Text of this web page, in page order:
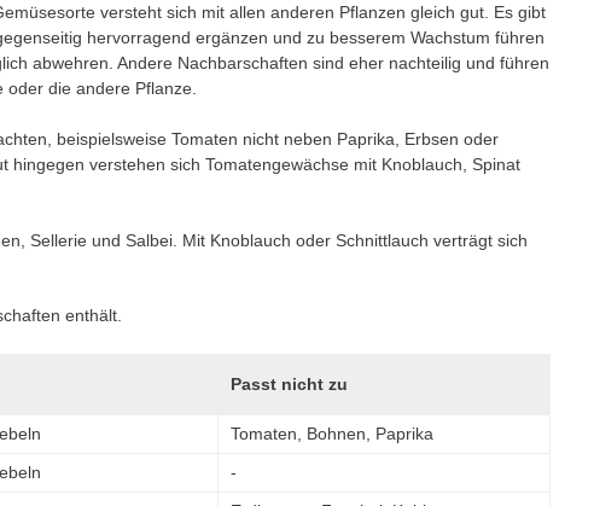
versteht sich mit allen anderen Pflanzen gleich gut. Es gibt
hervorragend ergänzen und zu besserem Wachstum führen
abwehren. Andere Nachbarschaften sind eher nachteilig und führen
die andere Pflanze.
beispielsweise Tomaten nicht neben Paprika, Erbsen oder
hingegen verstehen sich Tomatengewächse mit Knoblauch, Spinat
Sellerie und Salbei. Mit Knoblauch oder Schnittlauch verträgt sich
enthält.
Passt nicht zu
Tomaten, Bohnen, Paprika
-